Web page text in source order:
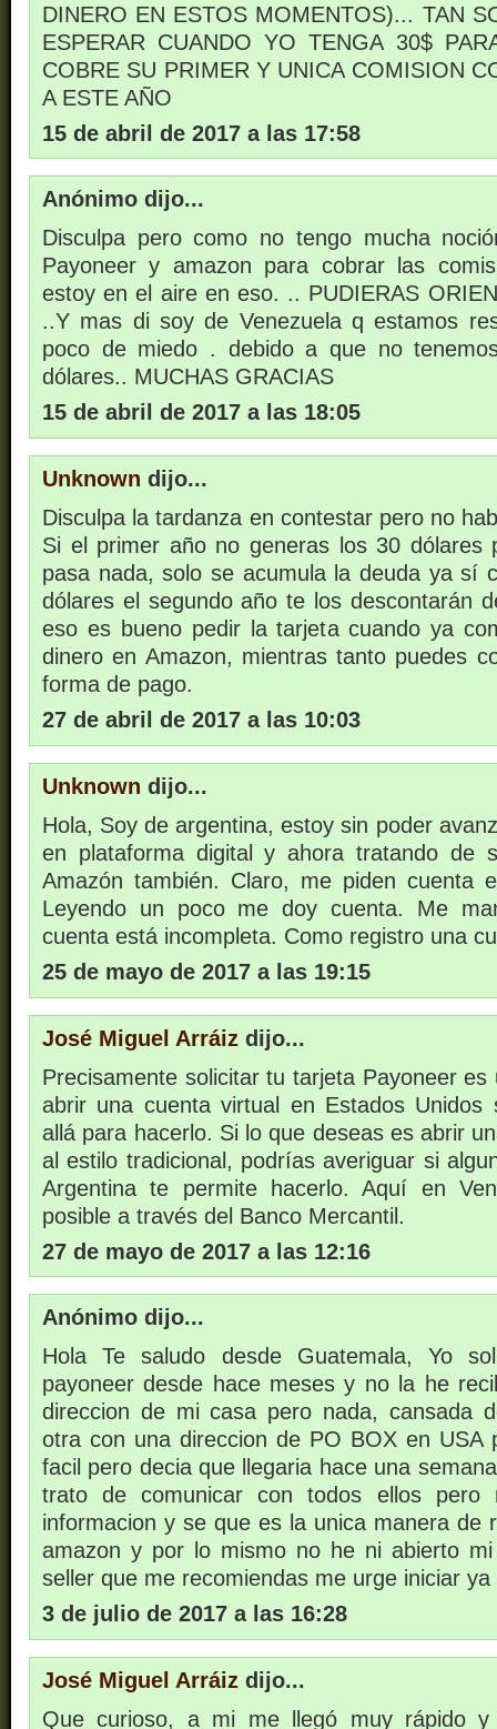
DINERO EN ESTOS MOMENTOS)... TAN
ESPERAR CUANDO YO TENGA 30$
COBRE SU PRIMER Y UNICA COMISION
A ESTE AÑO
15 de abril de 2017 a las 17:58
Anónimo dijo...
Disculpa pero como no tengo mucha
Payoneer y amazon para cobrar las
estoy en el aire en eso. .. PUDIERAS
..Y mas di soy de Venezuela q estamos
poco de miedo . debido a que no
dólares.. MUCHAS GRACIAS
15 de abril de 2017 a las 18:05
Unknown dijo...
Disculpa la tardanza en contestar pero no
Si el primer año no generas los 30 dólares
pasa nada, solo se acumula la deuda ya sí
dólares el segundo año te los descontarán
eso es bueno pedir la tarjeta cuando ya
dinero en Amazon, mientras tanto puedes
forma de pago.
27 de abril de 2017 a las 10:03
Unknown dijo...
Hola, Soy de argentina, estoy sin poder
en plataforma digital y ahora tratando de
Amazón también. Claro, me piden cuenta
Leyendo un poco me doy cuenta. Me
cuenta está incompleta. Como registro una
25 de mayo de 2017 a las 19:15
José Miguel Arráiz dijo...
Precisamente solicitar tu tarjeta Payoneer es
abrir una cuenta virtual en Estados Unidos
allá para hacerlo. Si lo que deseas es abrir
al estilo tradicional, podrías averiguar si
Argentina te permite hacerlo. Aquí en
posible a través del Banco Mercantil.
27 de mayo de 2017 a las 12:16
Anónimo dijo...
Hola Te saludo desde Guatemala, Yo
payoneer desde hace meses y no la he
direccion de mi casa pero nada, cansada
otra con una direccion de PO BOX en USA
facil pero decia que llegaria hace una
trato de comunicar con todos ellos pero
informacion y se que es la unica manera de
amazon y por lo mismo no he ni abierto
seller que me recomiendas me urge iniciar ya
3 de julio de 2017 a las 16:28
José Miguel Arráiz dijo...
Que curioso, a mi me llegó muy rápido